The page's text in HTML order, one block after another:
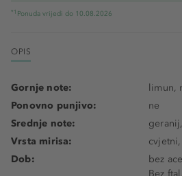
*1 Ponuda vrijedi do 10.08.2026
OPIS
Gornje note:
limun,
Ponovno punjivo:
ne
Srednje note:
Vrsta mirisa:
Dob:
bez